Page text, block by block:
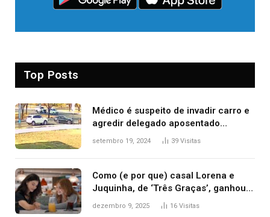
Top Posts
Médico é suspeito de invadir carro e
agredir delegado aposentado
durante confusão no trânsito
setembro 19, 2024 39 Visitas
Como (e por que) casal Lorena e
Juquinha, de ‘Três Graças’, ganhou
repercussão internacional
dezembro 9, 2025 16 Visitas